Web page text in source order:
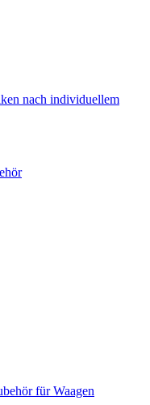
nach individuellem
für Waagen